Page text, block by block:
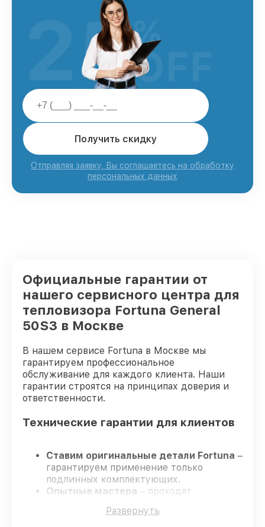
Получить скидку
Отправляя заявку, Вы соглашаетесь на обработку
персональных данных
25%
OFF
Официальные гарантии от
нашего сервисного центра для
тепловизора Fortuna General
50S3 в Москве
В нашем сервисе Fortuna в Москве мы
гарантируем профессиональное
обслуживание для каждого клиента. Наши
гарантии строятся на принципах доверия и
ответственности.
Технические гарантии для клиентов
Ставим оригинальные детали Fortuna –
гарантируем применение только
подлинных комплектующих.
Опытные мастера – проходят
надёжную работу устройства после
Развернуть